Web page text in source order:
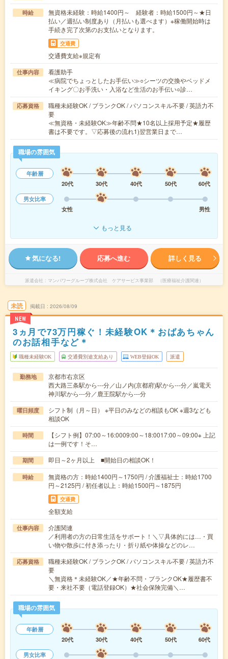
時給
無資格未経験：時給1400円～ 経験者：時給1500円～★日
払い／週払い制度あり（月払いも選べます）※稼働開始時は
手続き完了次第のお支払いとなります。
交通費
交通費支給※規定有
仕事内容
看護助手
≪病院でちょっとしたお手伝い≫○シーツの交換やベッドメ
イキング〇お手洗い・入浴など生活のお手伝い○診…
応募資格
職種未経験OK / ブランクOK / パソコンスキル不要 / 英語力不
要
≪無資格・未経験OK≫年齢不問★10名以上採用予定★履歴
書は不要です。▽応募後の流れ1)翌営業日まで…
職場の雰囲気
年齢層
20代
30代 40代 50代
60代
男女比率
女性
男性
もっと見る
気になる! 応募へ進む 詳しく見る
派遣会社 マンパワーグループ株式会社 ケアサービス事業部 （医療福祉介護関連）
未読
NEW
掲載日 2026/08/09
3ヵ月で73万円稼ぐ！未経験OK＊おばあちゃん
のお話相手など＊
職種未経験OK 交通費別途支給あり WEB登録OK 派遣
勤務地
京都市右京区
西大路三条駅から---分／山ノ内(京都府)駅から---分／嵐電天
神川駅から---分／鹿王院駅から---分
曜日頻度
シフト制（月～日） ※平日のみなどの相談もOK ※週3なども
相談OK
時間
【シフト例】07:00～16:0009:00～18:0017:00～09:00※ 上記
は一例です！そ…
期間 即日～2ヶ月以上 ■開始日の相談OK！
時給
無資格の方：時給1400円～1750円 / 介護福祉士：時給1700
円～2125円 / 初任者以上：時給1500円～1875円
交通費
全額支給
仕事内容
介護関連
／利用者の方の日常生活をサポート！＼▽具体的には…・買
い物や散歩に付き添ったり・折り紙や体操などのレ…
応募資格
職種未経験OK / ブランクOK / パソコンスキル不要 / 英語力不
要
＼無資格＊未経験OK／★年齢不問・ブランクOK★履歴書不
要・来社不要（電話登録OK）★社会保険完備＼…
職場の雰囲気
年齢層
20代
30代 40代 50代
60代
男女比率